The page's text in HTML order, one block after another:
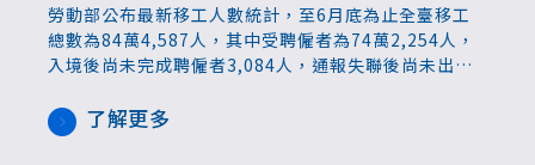
勞動部公布最新移工人數統計，至6月底為止全臺移工
總數為84萬4,587人，其中受聘僱者為74萬2,254人，
入境後尚未完成聘僱者3,084人，通報失聯後尚未出境
了解更多